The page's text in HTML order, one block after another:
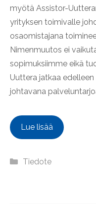
myötä Assistor-
yrityksen toimivalle
osaomistajana
Nimenmuutos ei
sopimuksiimme eikä
Uuttera jatkaa
johtavana
Lue lisää
Kategoriat
Tiedote